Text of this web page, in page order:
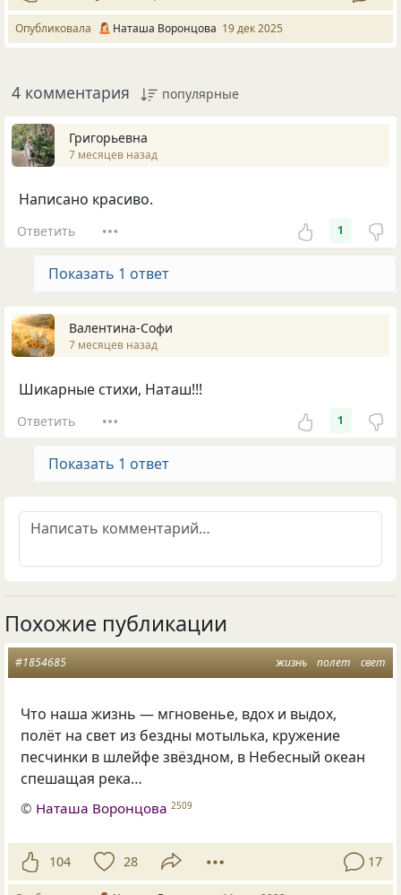
Опубликовала Наташа Воронцова 19 дек 2025
4 комментария популярные
Григорьевна
7 месяцев назад
Написано красиво.
Ответить 1
Показать 1 ответ
Валентина-Софи
7 месяцев назад
Шикарные стихи, Наташ!!!
Ответить 1
Показать 1 ответ
Похожие публикации
жизнь полет свет
#1854685
Что наша жизнь — мгновенье, вдох и выдох,
полёт на свет из бездны мотылька, кружение
песчинки в шлейфе звёздном, в Небесный океан
спешащая река…
© Наташа Воронцова 2509
104 28 17